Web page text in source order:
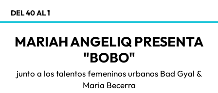
DEL 40 AL 1
MARIAH ANGELIQ PRESENTA
"BOBO"
junto a los talentos femeninos urbanos Bad Gyal &
Maria Becerra